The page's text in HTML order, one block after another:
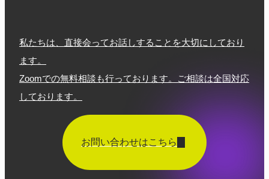
私たちは、直接会ってお話しすることを大切にしており
ます。
Zoomでの無料相談も行っております。ご相談は全国対応
しております。
お問い合わせはこちら